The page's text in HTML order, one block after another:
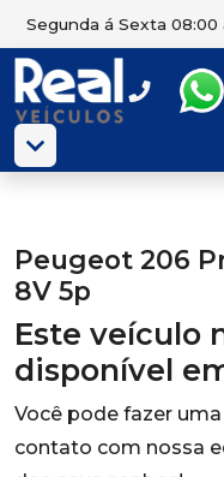
Segunda á Sexta 08:00
Peugeot 206
8V 5p
Este veículo
disponível
Você pode fazer
contato com nossa